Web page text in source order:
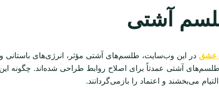
آشتی
عشق در این وب‌سایت، طلسم‌های آشتی مؤثر، انرژی‌های باستانی و
آشتی عمدتاً برای اصلاح روابط طراحی شده‌اند. چگونه
می‌بخشند و اعتماد را بازمی‌گردانند.